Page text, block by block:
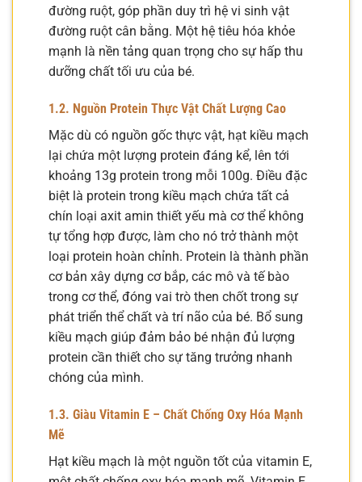
đường ruột, góp phần duy trì hệ vi sinh vật
đường ruột cân bằng. Một hệ tiêu hóa khỏe
mạnh là nền tảng quan trọng cho sự hấp thu
dưỡng chất tối ưu của bé.
1.2. Nguồn Protein Thực Vật Chất Lượng Cao
Mặc dù có nguồn gốc thực vật, hạt kiều mạch
lại chứa một lượng protein đáng kể, lên tới
khoảng 13g protein trong mỗi 100g. Điều đặc
biệt là protein trong kiều mạch chứa tất cả
chín loại axit amin thiết yếu mà cơ thể không
tự tổng hợp được, làm cho nó trở thành một
loại protein hoàn chỉnh. Protein là thành phần
cơ bản xây dựng cơ bắp, các mô và tế bào
trong cơ thể, đóng vai trò then chốt trong sự
phát triển thể chất và trí não của bé. Bổ sung
kiều mạch giúp đảm bảo bé nhận đủ lượng
protein cần thiết cho sự tăng trưởng nhanh
chóng của mình.
1.3. Giàu Vitamin E – Chất Chống Oxy Hóa Mạnh
Mẽ
Hạt kiều mạch là một nguồn tốt của vitamin E,